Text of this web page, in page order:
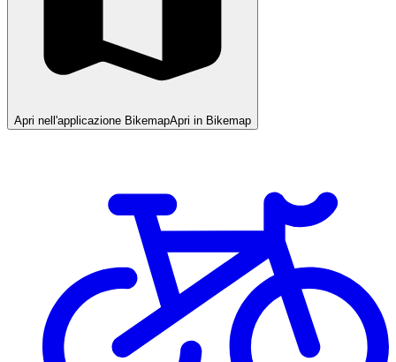
Apri nell'applicazione BikemapApri in Bikemap